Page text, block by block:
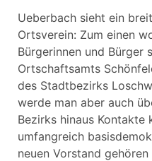
Ueberbach sieht ein
Ortsverein: Zum einen
Bürgerinnen und Bürger
Ortschaftsamts
des Stadtbezirks
werde man aber auch
Bezirks hinaus Kontakte
umfangreich
neuen Vorstand